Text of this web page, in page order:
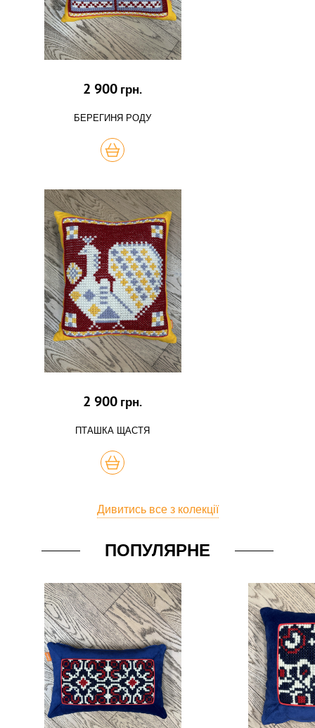
2 900 грн.
БЕРЕГИНЯ РОДУ
КУПИТЬ
2 900 грн.
ПТАШКА ЩАСТЯ
КУПИТЬ
Дивитись все з колекції
ПОПУЛЯРНЕ